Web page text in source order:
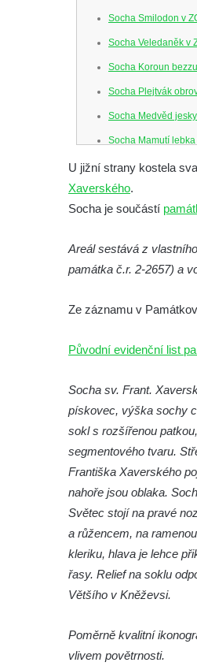
Socha Smilodon v
Socha Veledaněk v
Socha Koroun
Socha Plejtvák
Socha Medvěd
Socha Mamutí
Socha Mamut
Socha Orel v ZOO
Socha Vydry si hrají
Socha Matka
Socha Kudlanka v
Socha Rys číhající
Socha Orlice v
Socha Tygr v ZOO
Socha Želva v ZOO
Socha Kozorožec
Socha Včela v ZOO
Socha Housenka v
Socha Nosorožík v
Socha Rosomák v
Socha Beruška v
Socha Volavka v
Flamingo trůn v ZOO
U jižní strany kostela
Xaverského.
Socha je součástí
Areál sestává z
památka č.r. 2-2657) a
Ze záznamu v
Původní evidenční list
Socha sv. Frant.
pískovec, výška sochy
sokl s rozšířenou
segmentového tvaru.
Františka Xaverského
nahoře jsou oblaka.
Světec stojí na pravé
a růžencem, na
kleriku, hlava je lehce
řasy. Relief na soklu
Většího v Kněževsi.
Poměrně kvalitní
vlivem povětrnosti.